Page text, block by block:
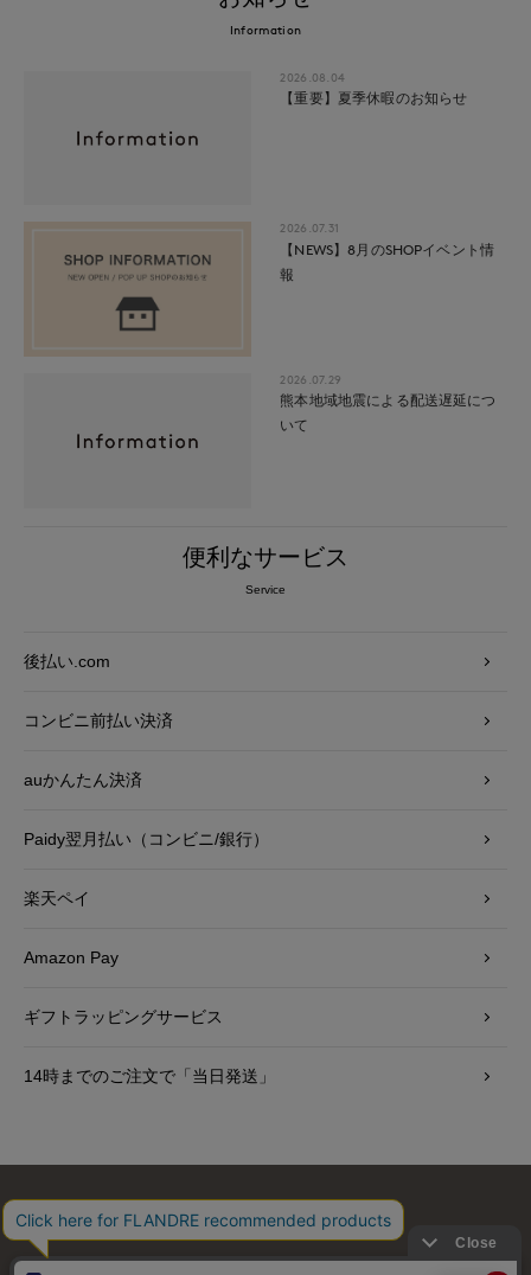
Information
2026.08.04
【重要】夏季休暇のお知らせ
2026.07.31
【NEWS】8月のSHOPイベント情
報
2026.07.29
熊本地域地震による配送遅延につ
いて
便利なサービス
Service
後払い.com
コンビニ前払い決済
auかんたん決済
Paidy翌月払い（コンビニ/銀行）
楽天ペイ
Amazon Pay
ギフトラッピングサービス
14時までのご注文で「当日発送」